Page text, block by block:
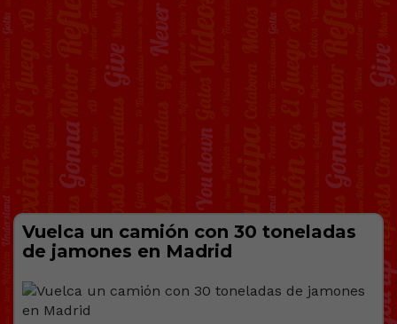
Vuelca un camión con 30 toneladas
de jamones en Madrid